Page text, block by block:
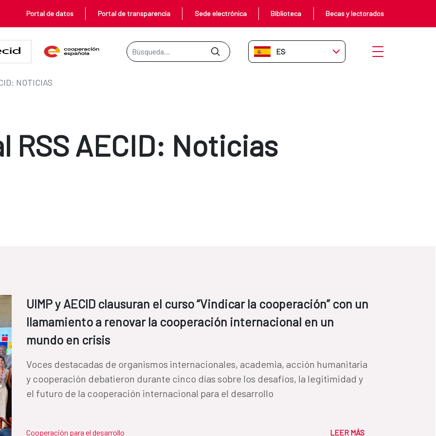
Portal de datos Portal de transparencia Sede electrónica Biblioteca Becas y lectorados
Barra de búsqueda
ES-ES Abrir menú
NOTICIAS
RSS AECID: Noticias
UIMP y AECID clausuran el curso “Vindicar la cooperación” con un
llamamiento a renovar la cooperación internacional en un
mundo en crisis
Voces destacadas de organismos internacionales, academia, acción humanitaria
y cooperación debatieron durante cinco días sobre los desafíos, la legitimidad y
el futuro de la cooperación internacional para el desarrollo
Cooperación para el desarrollo LEER MÁS